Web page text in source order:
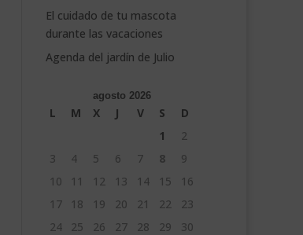
El cuidado de tu mascota
durante las vacaciones
Agenda del jardín de Julio
agosto 2026
L M X J V S
D
1
2
3
4 5 6 7 8
9
10
11 12 13 14 15
16
17
18 19 20 21 22
23
24
25 26 27 28 29
30